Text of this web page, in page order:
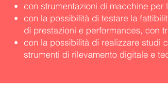
con strumentazioni di macchine
con la possibilità di testare la
di prestazioni e performances, con
con la possibilità di realizzare studi
strumenti di rilevamento digitale e